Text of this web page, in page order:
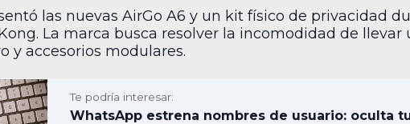
las nuevas AirGo A6 y un kit físico de privacidad
La marca busca resolver la incomodidad de
y accesorios modulares.
Te podría interesar:
WhatsApp estrena nombres de usuario: oculta